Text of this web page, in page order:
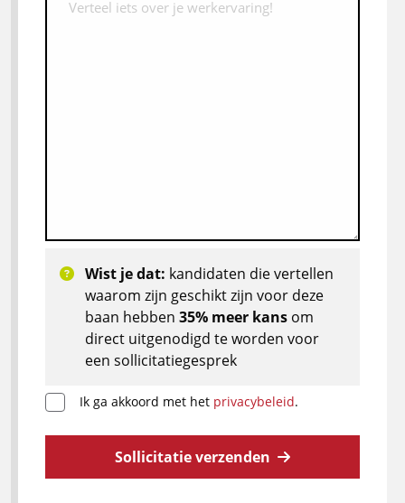
Wist je dat: kandidaten die vertellen
waarom zijn geschikt zijn voor deze
baan hebben 35% meer kans om
direct uitgenodigd te worden voor
een sollicitatiegesprek
Ik ga akkoord met het privacybeleid.
Sollicitatie verzenden